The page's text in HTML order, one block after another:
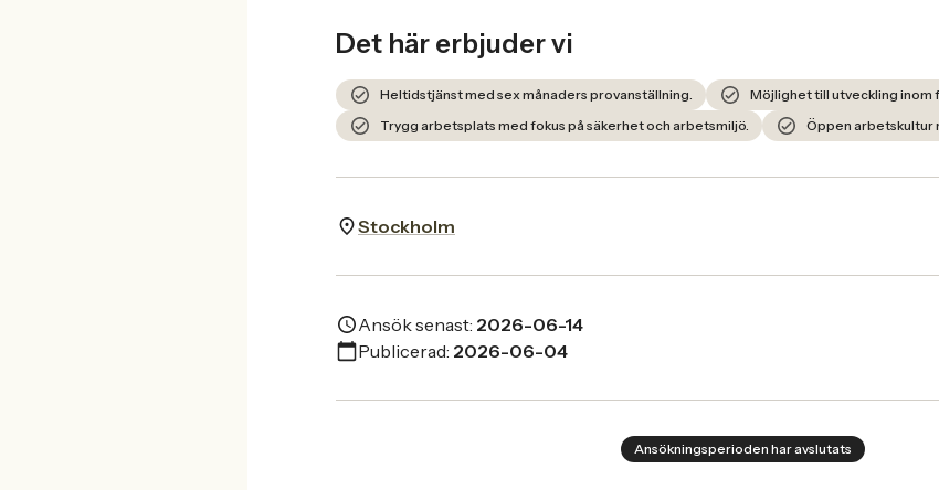
Det här erbjuder vi
Heltidstjänst med sex månaders provanställning.
Möjlighet till utveckling inom
Trygg arbetsplats med fokus på säkerhet och arbetsmiljö.
Öppen arbetskultur
Stockholm
Ansök senast: 2026-06-14
Publicerad: 2026-06-04
Ansökningsperioden har avslutats